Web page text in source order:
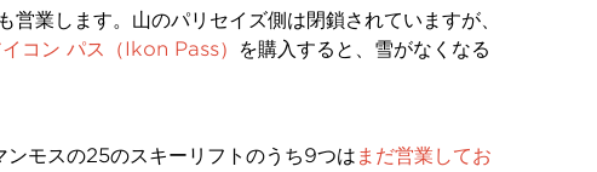
業します。山のパリセイズ側は閉鎖されていますが、
コン パス（Ikon Pass）
を購入すると、雪がなくなる
ンモスの25のスキーリフトのうち9つは まだ営業してお